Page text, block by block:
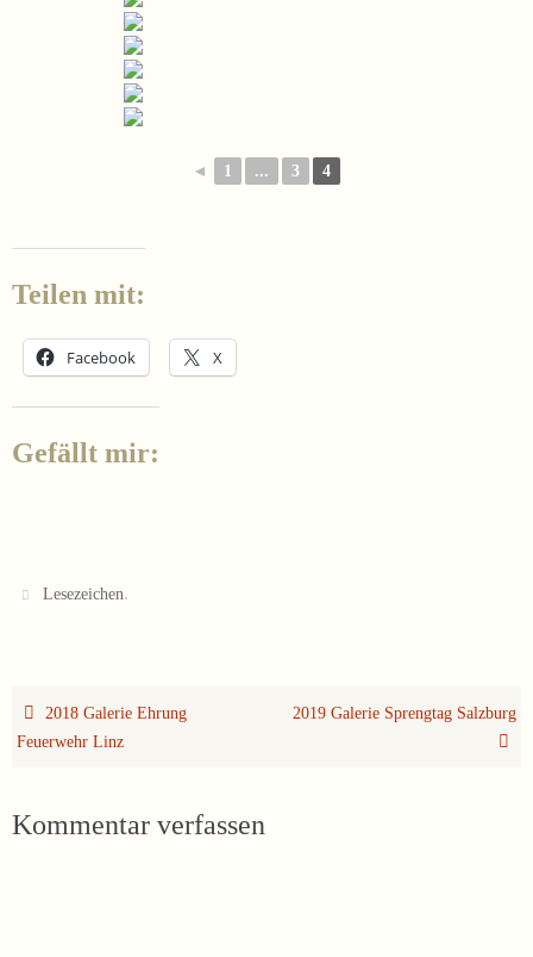
◄ 1 ... 3 4
Teilen mit:
Facebook X
Gefällt mir:
Lesezeichen.
2018 Galerie Ehrung
Feuerwehr Linz
2019 Galerie Sprengtag Salzburg
Kommentar verfassen